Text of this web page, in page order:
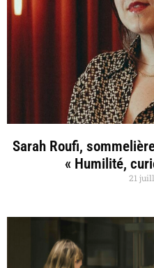
Sarah Roufi,
« Humilité,
21